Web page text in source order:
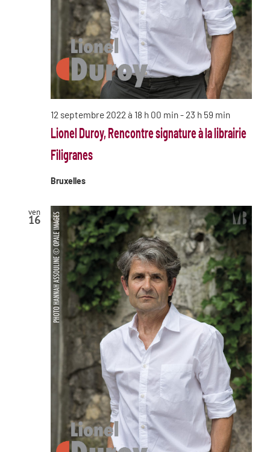
Lionel Duroy, Rencontre signature à la librairie
Filigranes
12 septembre 2022 à 18 h 00 min- 23 h 59 min
Bruxelles
ven
16